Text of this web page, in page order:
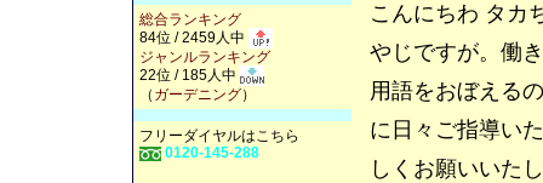
こんにちわ タカ
やじですが。働
用語をおぼえる
に日々ご指導い
しくお願いいた
総合ランキング
84位 / 2459人中
ジャンルランキング
22位 / 185人中
（ ガーデニング）
フリーダイヤルはこちら
0120-145-288